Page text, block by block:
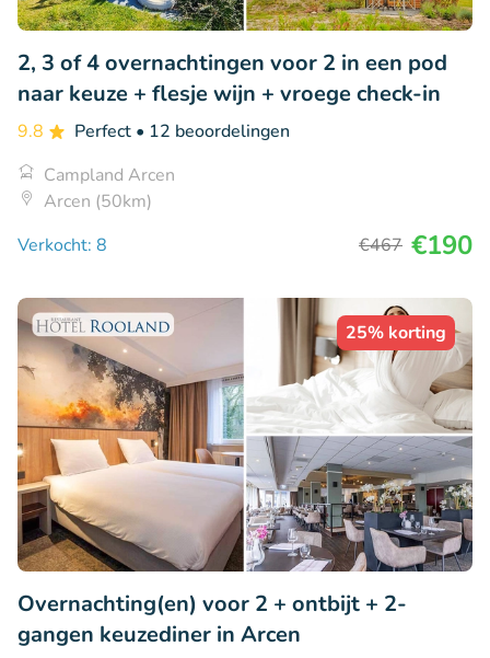
2, 3 of 4 overnachtingen voor 2 in een pod
naar keuze + flesje wijn + vroege check-in
9.8 Perfect • 12 beoordelingen
Campland Arcen
Arcen (50km)
Verkocht: 8
€467 €190
25% korting
Overnachting(en) voor 2 + ontbijt + 2-
gangen keuzediner in Arcen